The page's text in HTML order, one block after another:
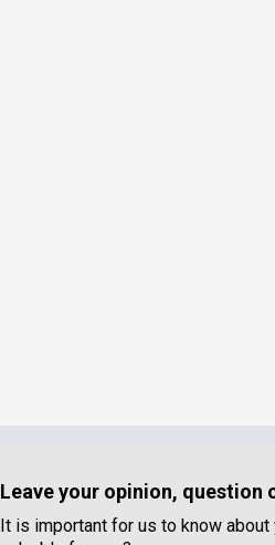
Leave your opinion, question
It is important for us to know